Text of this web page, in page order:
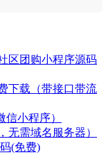
区团购小程序源码
下载（带接口带流
小程序）
无需域名服务器）
(免费)